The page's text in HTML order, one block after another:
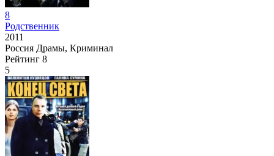
8
Родственник
2011
Россия Драмы, Криминал
Рейтинг 8
5